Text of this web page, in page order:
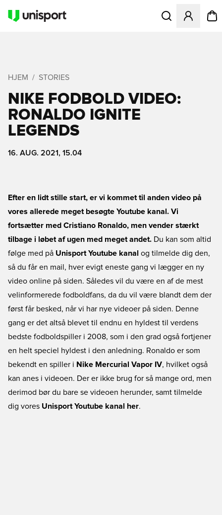
Åbner en Modal
HJEM STORIES
NIKE FODBOLD VIDEO:
RONALDO IGNITE
LEGENDS
16. AUG. 2021, 15.04
Efter en lidt stille start, er vi kommet til anden video på
vores allerede meget besøgte Youtube kanal. Vi
fortsætter med Cristiano Ronaldo, men vender stærkt
tilbage i løbet af ugen med meget andet. Du kan som altid
følge med på Unisport Youtube kanal og tilmelde dig den,
så du får en mail, hver evigt eneste gang vi lægger en ny
video online på siden. Således vil du være en af de mest
velinformerede fodboldfans, da du vil være blandt dem der
først får besked, når vi har nye videoer på siden. Denne
gang er det altså blevet til endnu en hyldest til verdens
bedste fodboldspiller i 2008, som i den grad også fortjener
en helt speciel hyldest i den anledning. Ronaldo er som
bekendt en spiller i Nike Mercurial Vapor IV, hvilket også
kan anes i videoen. Der er ikke brug for så mange ord, men
derimod bør du bare se videoen herunder, samt tilmelde
dig vores Unisport Youtube kanal her.